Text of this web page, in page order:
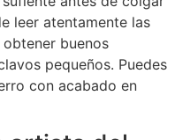
leer atentamente las
buenos
pequeños. Puedes
con acabado en